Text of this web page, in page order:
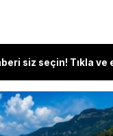
siz seçin! Tıkla ve